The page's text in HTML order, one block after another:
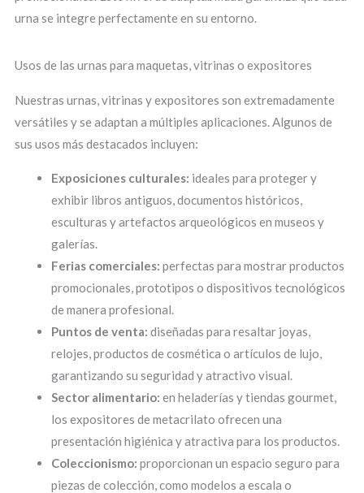
urna se integre perfectamente en su entorno.
Usos de las urnas para maquetas, vitrinas o expositores
Nuestras urnas, vitrinas y expositores son extremadamente
versátiles y se adaptan a múltiples aplicaciones. Algunos de
sus usos más destacados incluyen:
Exposiciones culturales: ideales para proteger y
exhibir libros antiguos, documentos históricos,
esculturas y artefactos arqueológicos en museos y
galerías.
Ferias comerciales: perfectas para mostrar productos
promocionales, prototipos o dispositivos tecnológicos
de manera profesional.
Puntos de venta: diseñadas para resaltar joyas,
relojes, productos de cosmética o artículos de lujo,
garantizando su seguridad y atractivo visual.
Sector alimentario: en heladerías y tiendas gourmet,
los expositores de metacrilato ofrecen una
presentación higiénica y atractiva para los productos.
Coleccionismo: proporcionan un espacio seguro para
piezas de colección, como modelos a escala o